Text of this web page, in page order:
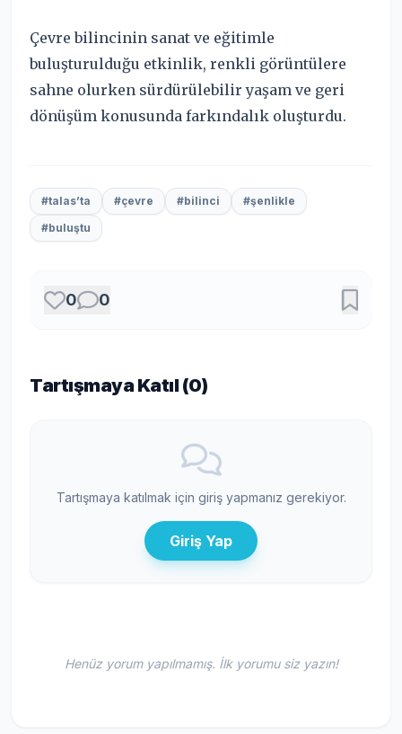
Çevre bilincinin sanat ve eğitimle
buluşturulduğu etkinlik, renkli görüntülere
sahne olurken sürdürülebilir yaşam ve geri
dönüşüm konusunda farkındalık oluşturdu.
#talas’ta #çevre #bilinci
#şenlikle
#buluştu
0 0
Tartışmaya Katıl (0)
Tartışmaya katılmak için giriş yapmanız gerekiyor.
Giriş Yap
Henüz yorum yapılmamış. İlk yorumu siz yazın!